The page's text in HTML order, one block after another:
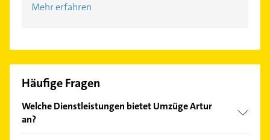
Mehr erfahren
Häufige Fragen
Welche Dienstleistungen bietet Umzüge Artur
an?